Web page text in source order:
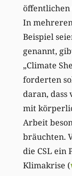
öffentlichen
In
Beispiel
genannt,
„Climate
forderten
daran, dass
mit
Arbeit
bräuchten.
die CSL ein
Klimakrise (